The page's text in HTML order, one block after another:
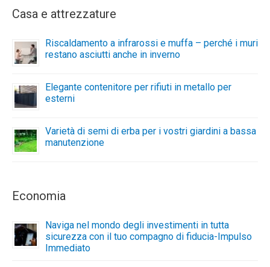
Casa e attrezzature
Riscaldamento a infrarossi e muffa – perché i muri
restano asciutti anche in inverno
Elegante contenitore per rifiuti in metallo per
esterni
Varietà di semi di erba per i vostri giardini a bassa
manutenzione
Economia
Naviga nel mondo degli investimenti in tutta
sicurezza con il tuo compagno di fiducia-Impulso
Immediato